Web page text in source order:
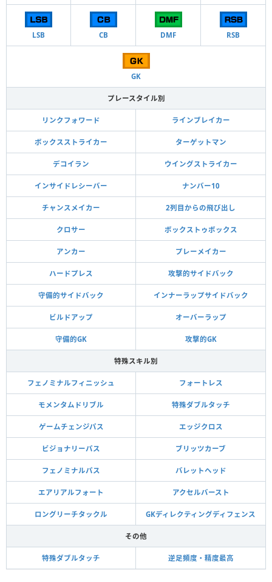
LSB CB DMF RSB
GK
プレースタイル別
リンクフォワード ラインブレイカー
ボックスストライカー ターゲットマン
デコイラン ウイングストライカー
インサイドレシーバー ナンバー10
チャンスメイカー 2列目からの飛び出し
クロサー ボックストゥボックス
アンカー プレーメイカー
ハードプレス 攻撃的サイドバック
守備的サイドバック インナーラップサイドバック
ビルドアップ オーバーラップ
守備的GK 攻撃的GK
特殊スキル別
フェノミナルフィニッシュ フォートレス
モメンタムドリブル 特殊ダブルタッチ
ゲームチェンジパス エッジクロス
ビジョナリーパス ブリッツカーブ
フェノミナルパス バレットヘッド
エアリアルフォート アクセルバースト
ロングリーチタックル GKディレクティングディフェンス
その他
特殊ダブルタッチ 逆足頻度・精度最高